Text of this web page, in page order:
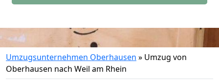
Umzugsunternehmen Oberhausen » Umzug von
Oberhausen nach Weil am Rhein